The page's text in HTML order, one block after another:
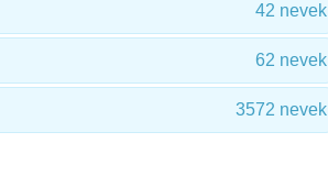
42 nevek
62 nevek
3572 nevek